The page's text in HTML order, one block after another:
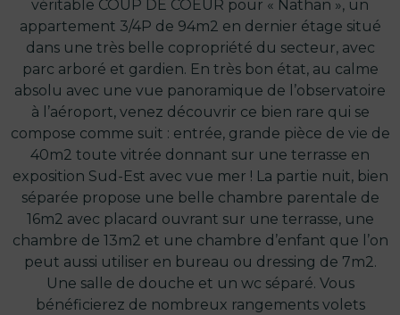
véritable COUP DE COEUR pour « Nathan », un
appartement 3/4P de 94m2 en dernier étage situé
dans une très belle copropriété du secteur, avec
parc arboré et gardien. En très bon état, au calme
absolu avec une vue panoramique de l’observatoire
à l’aéroport, venez découvrir ce bien rare qui se
compose comme suit : entrée, grande pièce de vie de
40m2 toute vitrée donnant sur une terrasse en
exposition Sud-Est avec vue mer ! La partie nuit, bien
séparée propose une belle chambre parentale de
16m2 avec placard ouvrant sur une terrasse, une
chambre de 13m2 et une chambre d’enfant que l’on
peut aussi utiliser en bureau ou dressing de 7m2.
Une salle de douche et un wc séparé. Vous
bénéficierez de nombreux rangements volets